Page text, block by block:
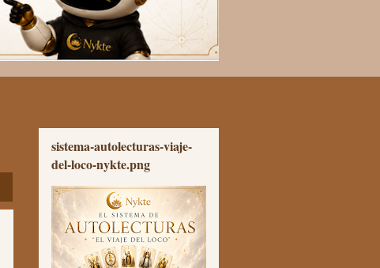
sistema-autolecturas-viaje-
del-loco-nykte.png